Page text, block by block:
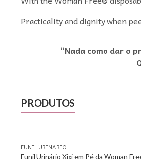
Practicality and dignity when
“Nada como dar o
PRODUTOS
FUNIL URINARIO